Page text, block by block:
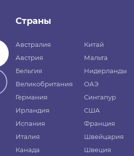
Страны
Австралия
Австрия
Бельгия
Великобритания
Германия
Ирландия
Испания
Италия
Канада
Китай
Мальта
Нидерланды
ОАЭ
Сингапур
США
Франция
Швейцария
Швеция